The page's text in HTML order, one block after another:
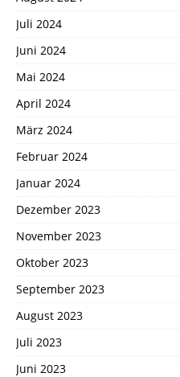
Juli 2024
Juni 2024
Mai 2024
April 2024
März 2024
Februar 2024
Januar 2024
Dezember 2023
November 2023
Oktober 2023
September 2023
August 2023
Juli 2023
Juni 2023